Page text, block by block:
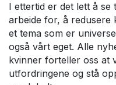
I ettertid er det lett å
arbeide for, å redusere
et tema som er
også vårt eget. Alle
kvinner forteller oss at
utfordringene og stå